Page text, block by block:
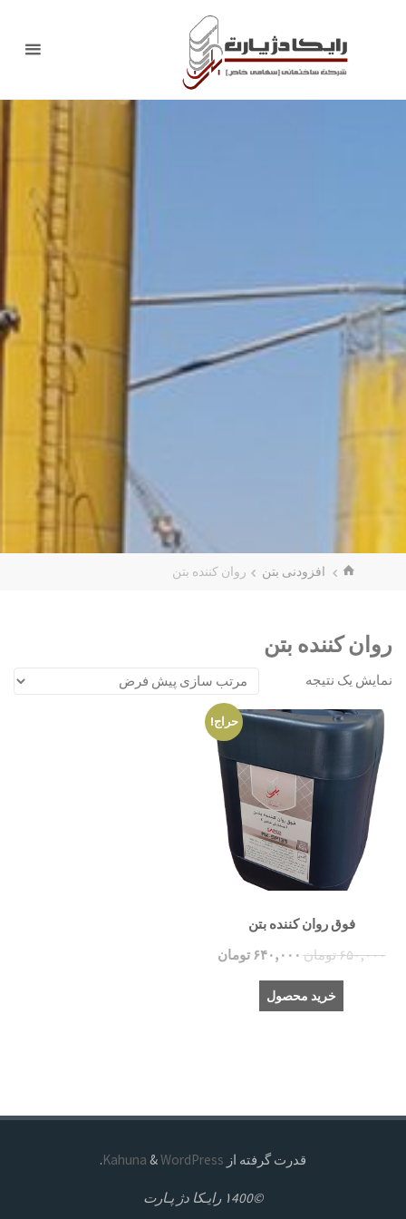
افزودنی بتن روان کننده بتن
روان کننده بتن
نمایش یک نتیجه
حراج!
فوق روان کننده بتن
۶۵۰,۰۰۰تومان ۶۴۰,۰۰۰ تومان
خرید محصول
قدرت گرفته از &WordPress
.
©۱400 رايـکا دژ پـارت